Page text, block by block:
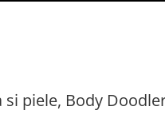
piele, Body